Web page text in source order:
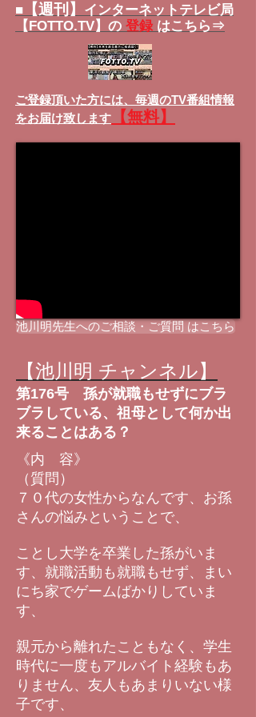
■ 【週刊】
インターネットテレビ局
【FOTTO.TV】の 登録 はこちら⇒
ご登録頂いた方には、 毎週のTV番組情報
をお届け致します
【無料】
池川明先生へのご相談・ご質問 はこちら
【池川明 チャンネル】
第176号 孫が就職もせずにブラ
ブラしている、祖母として何か出
来ることはある？
《内 容》
（質問）
７０代の女性からなんです、お孫
さんの悩みということで、
ことし大学を卒業した孫がいま
す、就職活動も就職もせず、まい
にち家でゲームばかりしていま
す、
親元から離れたこともなく、学生
時代に一度もアルバイト経験もあ
りません、友人もあまりいない様
子です、